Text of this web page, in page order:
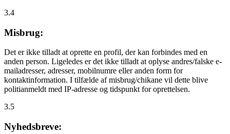
3.4
Misbrug:
Det er ikke tilladt at oprette en profil, der kan forbindes med en
anden person. Ligeledes er det ikke tilladt at oplyse andres/falske e-
mailadresser, adresser, mobilnumre eller anden form for
kontaktinformation. I tilfælde af misbrug/chikane vil dette blive
politianmeldt med IP-adresse og tidspunkt for oprettelsen.
3.5
Nyhedsbreve: